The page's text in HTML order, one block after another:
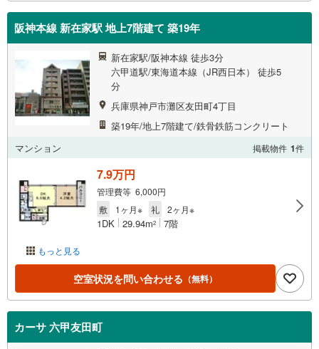
阪神本線 新在家駅 地上7階建て 築19年
新在家駅/阪神本線 徒歩3分
六甲道駅/東海道本線（JR西日本） 徒歩5
分
兵庫県神戸市灘区友田町4丁目
築19年/地上7階建て/鉄骨鉄筋コンクリート
マンション
掲載物件 1件
もっと見る
7.9万円
管理費等 6,000円
敷
1ヶ月※ 礼 2ヶ月※
1DK 29.94m2 7階
空室状況を問い合わせる （無料）
カーサ 六甲友田町